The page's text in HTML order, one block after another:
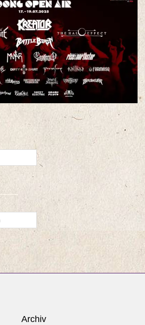
Archiv